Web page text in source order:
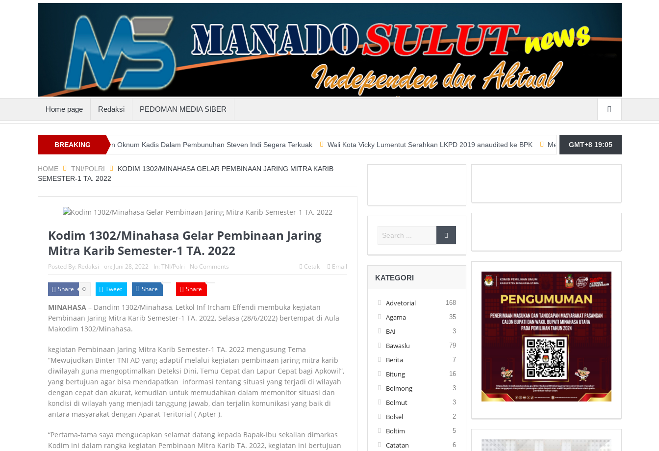
Home page Redaksi PEDOMAN MEDIA SIBER
BREAKING
NEWS
Keterlibatan Oknum Kadis Dalam Pembunuhan Steven Indi Segera Terkuak Wali Kota Vicky Lumentut Serahkan LKPD 2019 anaudited ke BPK Merasa Terpangil, GMBI Wilter Sulut Siap
GMT+8 19:05
HOME TNI/POLRI
KODIM 1302/MINAHASA GELAR PEMBINAAN JARING MITRA KARIB
SEMESTER-1 TA. 2022
Kodim 1302/Minahasa Gelar Pembinaan Jaring
Mitra Karib Semester-1 TA. 2022
Posted By: Redaksi on: Juni 28, 2022 In: TNI/Polri No Comments Cetak Email
Share 0 Tweet Share Share
MINAHASA – Dandim 1302/Minahasa, Letkol Inf Ircham Effendi membuka kegiatan
Pembinaan Jaring Mitra Karib Semester-1 TA. 2022, Selasa (28/6/2022) bertempat di Aula
Makodim 1302/Minahasa.
kegiatan Pembinaan Jaring Mitra Karib Semester-1 TA. 2022 mengusung Tema
“Mewujudkan Binter TNI AD yang adaptif melalui kegiatan pembinaan jaring mitra karib
diwilayah guna mengoptimalkan Deteksi Dini, Temu Cepat dan Lapur Cepat bagi Apkowil”,
yang bertujuan agar bisa mendapatkan informasi tentang situasi yang terjadi di wilayah
dengan cepat dan akurat, kemudian untuk memudahkan dalam memonitor situasi dan
kondisi di wilayah yang menjadi tanggung jawab, dan terjalin komunikasi yang baik di
antara masyarakat dengan Aparat Teritorial ( Apter ).
“Pertama-tama saya mengucapkan selamat datang kepada Bapak-Ibu sekalian dimarkas
Kodim ini dalam rangka kegiatan Pembinaan Mitra Karib TA. 2022, kegiatan ini bertujuan
KATEGORI
Advetorial 168
Agama 35
BAI 3
Bawaslu 79
Berita 7
Bitung 16
Bolmong 3
Bolmut 3
Bolsel 2
Boltim 5
Catatan 6